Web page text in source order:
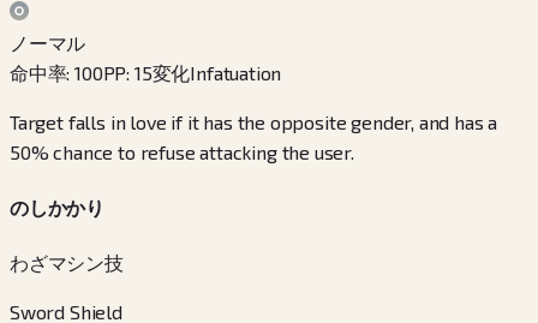
ノーマル
命中率:100PP: 15変化Infatuation
Target falls in love if it has the opposite gender, and has a
50% chance to refuse attacking the user.
のしかかり
わざマシン技
Sword Shield